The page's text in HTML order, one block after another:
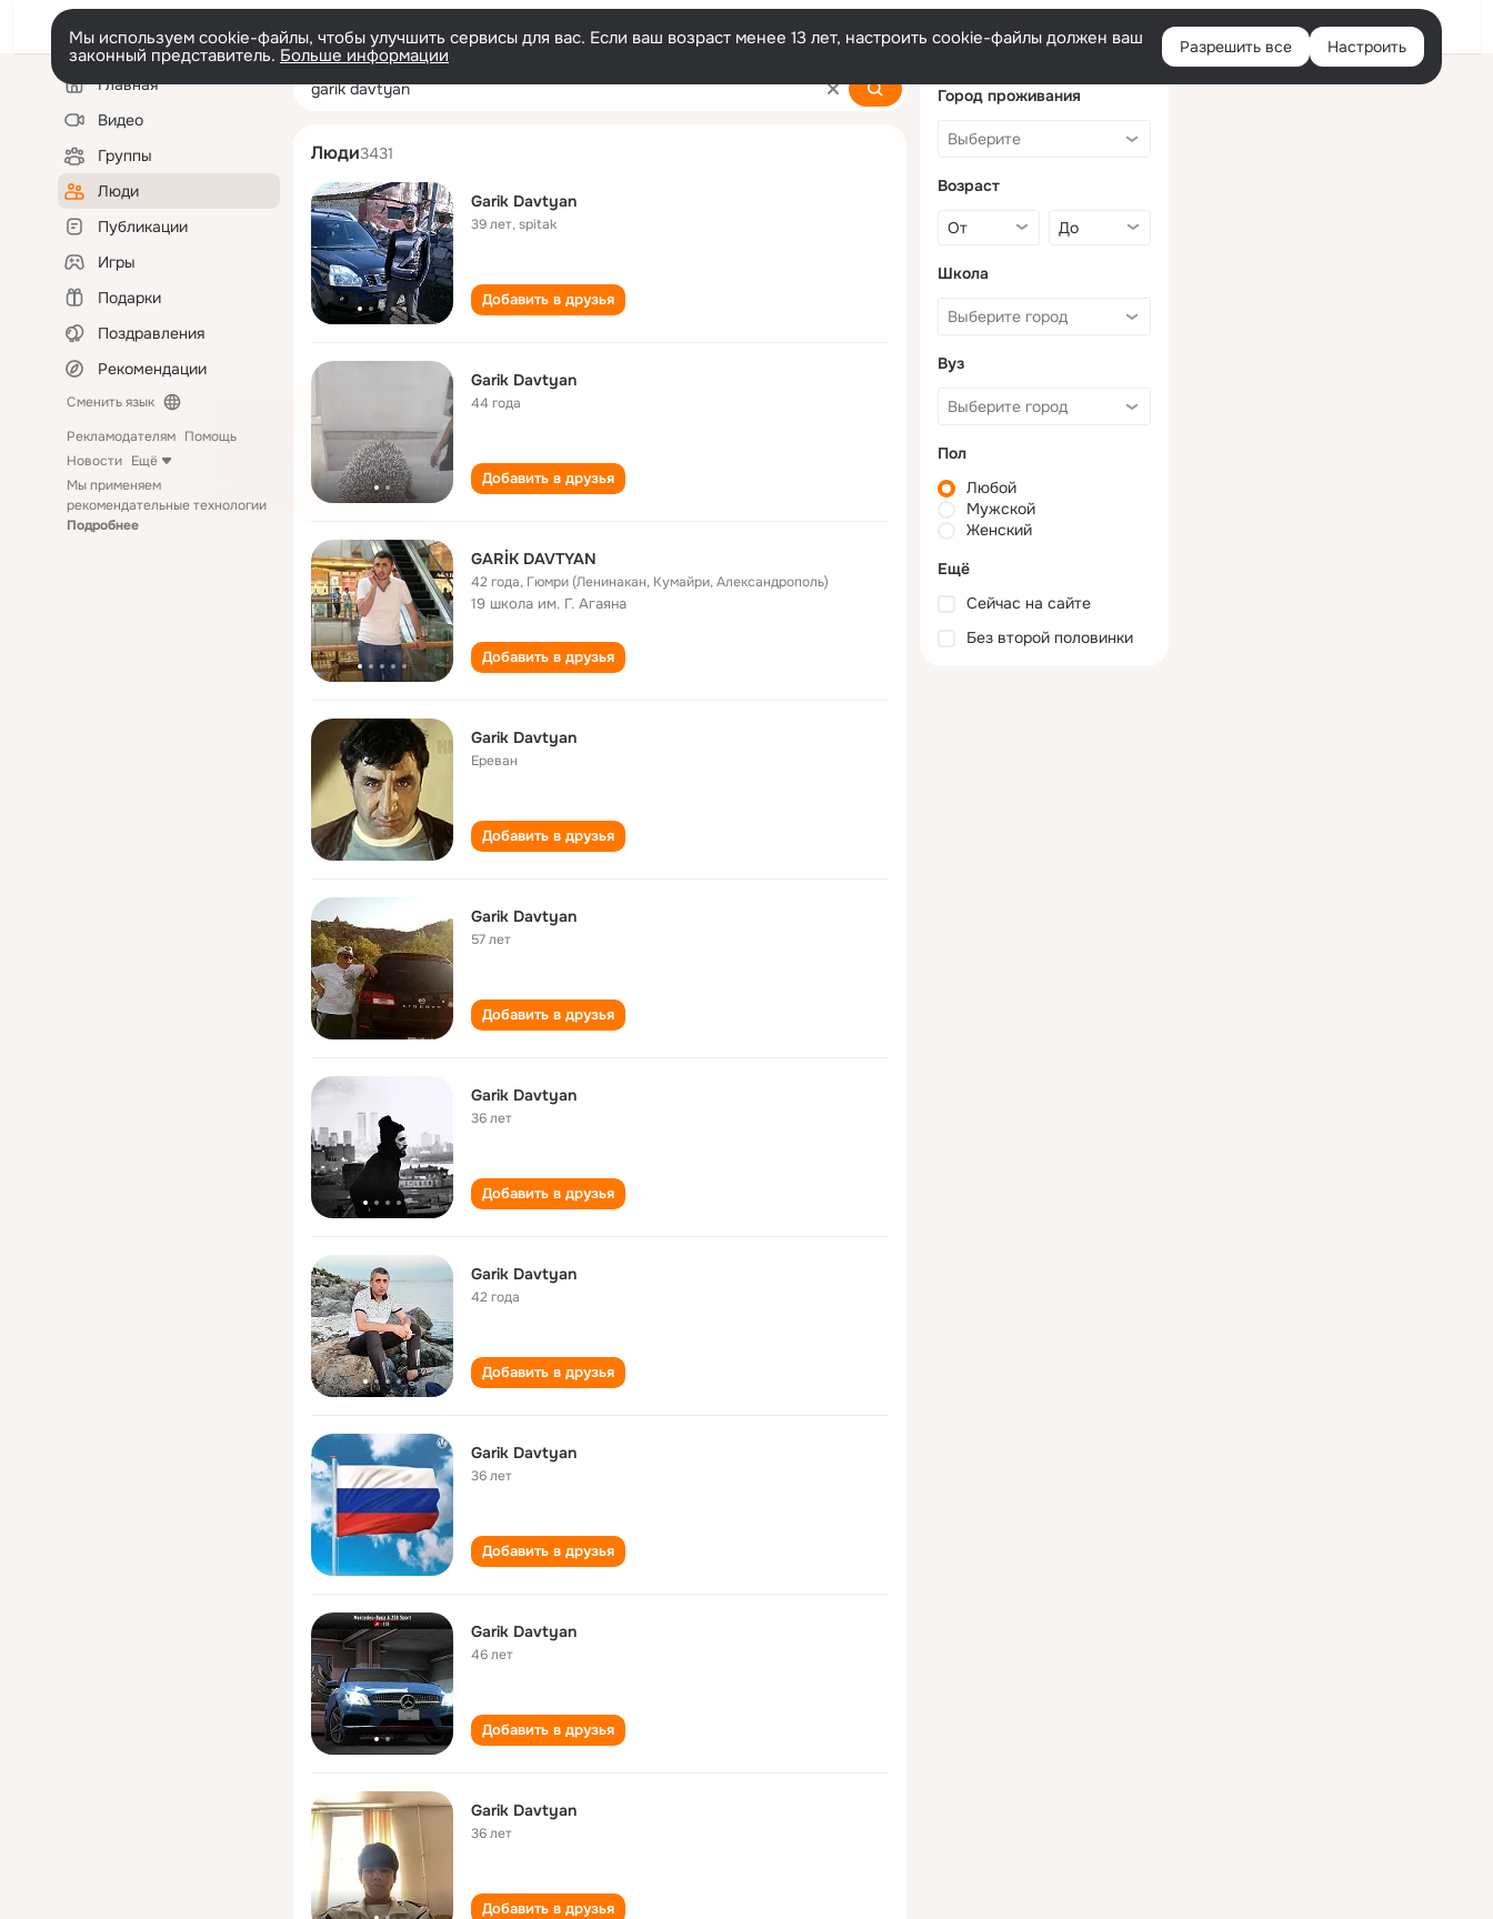
Войти
Мы используем cookie-файлы, чтобы улучшить сервисы для вас. Если ваш возраст менее 13 лет, настроить cookie-файлы должен ваш
законный представитель. Больше информации Разрешить все Настроить
Левая
колонкаГлавная
Видео
Группы
Люди
Публикации
Игры
Подарки
Поздравления
Рекомендации
Сменить язык
Рекламодателям Помощь
Новости Ещё
Мы применяем
рекомендательные технологии
Подробнее
garik davtyan
Люди3431
Garik Davtyan
39 лет,spitak
Добавить в друзья
Garik Davtyan
44 года
Добавить в друзья
GARİK DAVTYAN
42 года, Гюмри (Ленинакан, Кумайри, Александрополь)
19 школа им. Г. Агаяна
Добавить в друзья
Garik Davtyan
Ереван
Добавить в друзья
Garik Davtyan
57 лет
Добавить в друзья
Garik Davtyan
36 лет
Добавить в друзья
Garik Davtyan
42 года
Добавить в друзья
Garik Davtyan
36 лет
Добавить в друзья
Garik Davtyan
46 лет
Добавить в друзья
Garik Davtyan
36 лет
Добавить в друзья
Город проживания
Возраст
Школа
Вуз
Пол
Любой
Мужской
Женский
Ещё
Сейчас на сайте
Без второй половинки